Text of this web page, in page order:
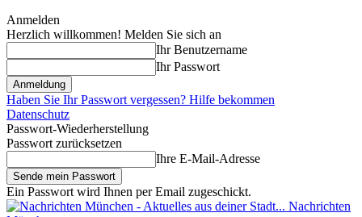
Anmelden
Herzlich willkommen! Melden Sie sich an
Ihr Benutzername
Ihr Passwort
Haben Sie Ihr Passwort vergessen? Hilfe bekommen
Datenschutz
Passwort-Wiederherstellung
Passwort zurücksetzen
Ihre E-Mail-Adresse
Ein Passwort wird Ihnen per Email zugeschickt.
Nachrichten